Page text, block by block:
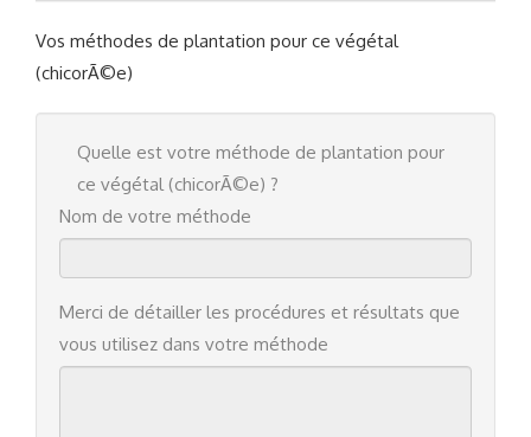
Vos méthodes de plantation pour ce végétal
(chicorÃ©e)
Quelle est votre méthode de plantation pour
ce végétal (chicorÃ©e) ?
Nom de votre méthode
Merci de détailler les procédures et résultats que
vous utilisez dans votre méthode